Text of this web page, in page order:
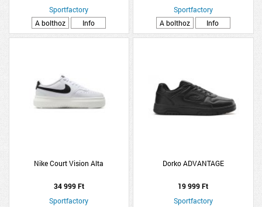
Sportfactory
A bolthoz
Info
Sportfactory
A bolthoz
Info
Nike Court Vision Alta
34 999 Ft
Sportfactory
Dorko ADVANTAGE
19 999 Ft
Sportfactory